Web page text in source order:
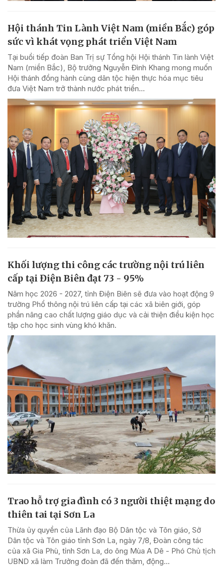
Hội thánh Tin Lành Việt Nam (miền Bắc) góp
sức vì khát vọng phát triển Việt Nam
Tại buổi tiếp đoàn Ban Trị sự Tổng hội Hội thánh Tin lành Việt
Nam (miền Bắc), Bộ trưởng Nguyễn Đình Khang mong muốn
Hội thánh đồng hành cùng dân tộc hiện thực hóa mục tiêu
đưa Việt Nam trở thành nước phát triển...
Khối lượng thi công các trường nội trú liên
cấp tại Điện Biên đạt 73 - 95%
Năm học 2026 - 2027, tỉnh Điện Biên sẽ đưa vào hoạt động 9
trường Phổ thông nội trú liên cấp tại các xã biên giới, góp
phần nâng cao chất lượng giáo dục và cải thiện điều kiện học
tập cho học sinh vùng khó khăn.
Trao hỗ trợ gia đình có 3 người thiệt mạng do
thiên tai tại Sơn La
Thừa ủy quyền của Lãnh đạo Bộ Dân tộc và Tôn giáo, Sở
Dân tộc và Tôn giáo tỉnh Sơn La, ngày 7/8, Đoàn công tác
của xã Gia Phù, tỉnh Sơn La, do ông Mùa A Dê - Phó Chủ tịch
UBND xã làm Trưởng đoàn đã đến thăm, động...